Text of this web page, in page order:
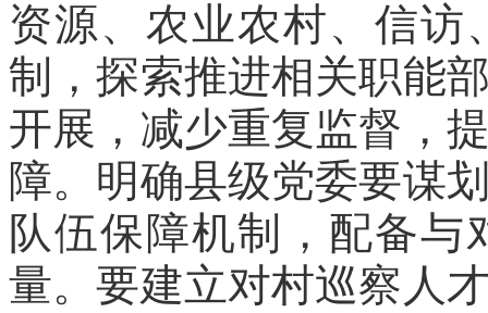
资源、农业农村、信访
制，探索推进相关职能
开展，减少重复监督，
障。明确县级党委要谋
队伍保障机制，配备
量。要建立对村巡察人